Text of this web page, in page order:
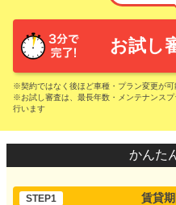
お試し
※契約ではなく後ほど車種・プラン変更が可
※お試し審査は、最長年数・メンテナンス
行います
かんた
STEP1 賃貸